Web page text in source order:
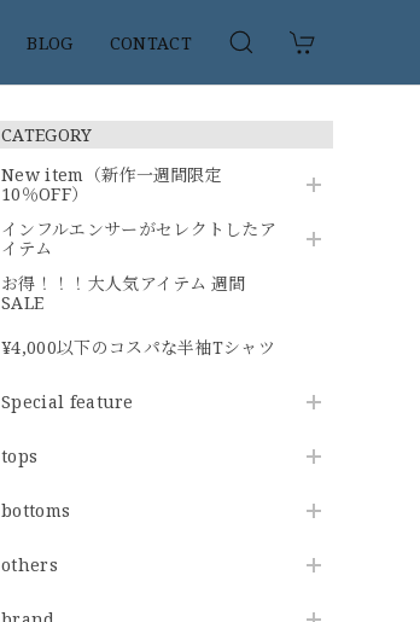
BLOG CONTACT
CATEGORY
New item（新作一週間限定
10％OFF）
インフルエンサーがセレクトしたア
イテム
お得！！！大人気アイテム 週間
SALE
¥4,000以下のコスパな半袖Tシャツ
Special feature
tops
bottoms
others